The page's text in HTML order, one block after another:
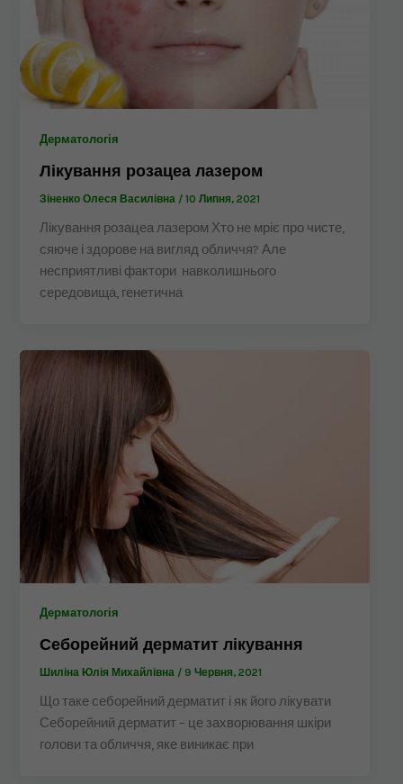
Дерматологія
Лікування розацеа лазером
Зіненко Олеся Василівна /10 Липня, 2021
Лікування розацеа лазером Хто не мріє про чисте,
сяюче і здорове на вигляд обличчя? Але
несприятливі фактори навколишнього
середовища, генетична
Дерматологія
Себорейний дерматит лікування
Шиліна Юлія Михайлівна / 9 Червня, 2021
Що таке себорейний дерматит і як його лікувати
Себорейний дерматит – це захворювання шкіри
голови та обличчя, яке виникає при